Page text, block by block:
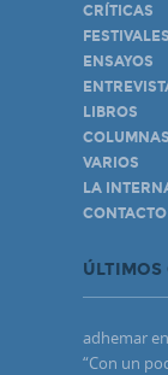
CRÍTICAS
FESTIVALES
ENSAYOS
LIBROS
COLUMNAS
VARIOS
LA
CONTACTO
ÚLTIMOS
adhemar en
“Con un